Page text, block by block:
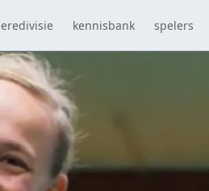
eredivisie kennisbank spelers